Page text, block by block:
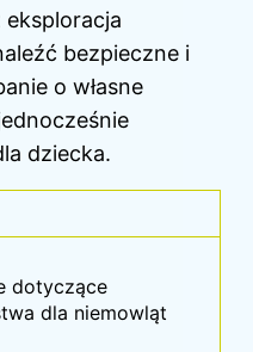
bezpieczne i
o własne
dziecka.
dotyczące
dla niemowląt